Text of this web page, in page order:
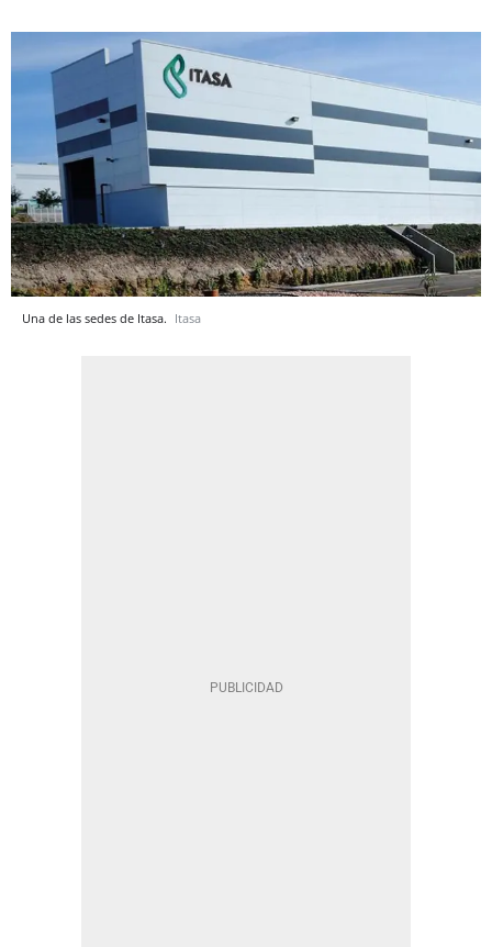
Una de las sedes de Itasa. Itasa